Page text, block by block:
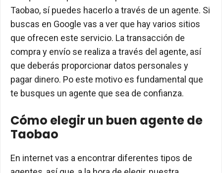
Taobao, sí puedes hacerlo a través de un agente. Si
buscas en Google vas a ver que hay varios sitios
que ofrecen este servicio. La transacción de
compra y envío se realiza a través del agente, así
que deberás proporcionar datos personales y
pagar dinero. Po este motivo es fundamental que
te busques un agente que sea de confianza.
Cómo elegir un buen agente de
Taobao
En internet vas a encontrar diferentes tipos de